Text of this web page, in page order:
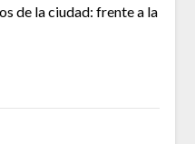
de la ciudad: frente a la